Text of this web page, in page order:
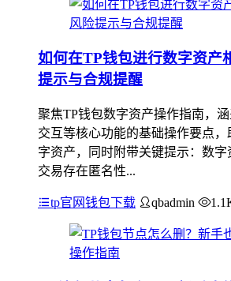
如何在TP钱包进行数字资
提示与合规提醒
聚焦TP钱包数字资产操作指南，
交互等核心功能的基础操作要点
字资产，同时附带关键提示：数字
交易存在匿名性...
tp官网钱包下载 qbadmin